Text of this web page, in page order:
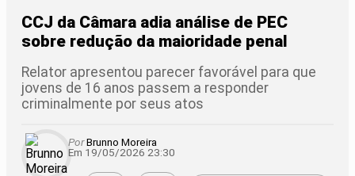
CCJ da Câmara adia análise de PEC
sobre redução da maioridade penal
Relator apresentou parecer favorável para que
jovens de 16 anos passem a responder
criminalmente por seus atos
PorBrunno Moreira
Em 19/05/2026 23:30